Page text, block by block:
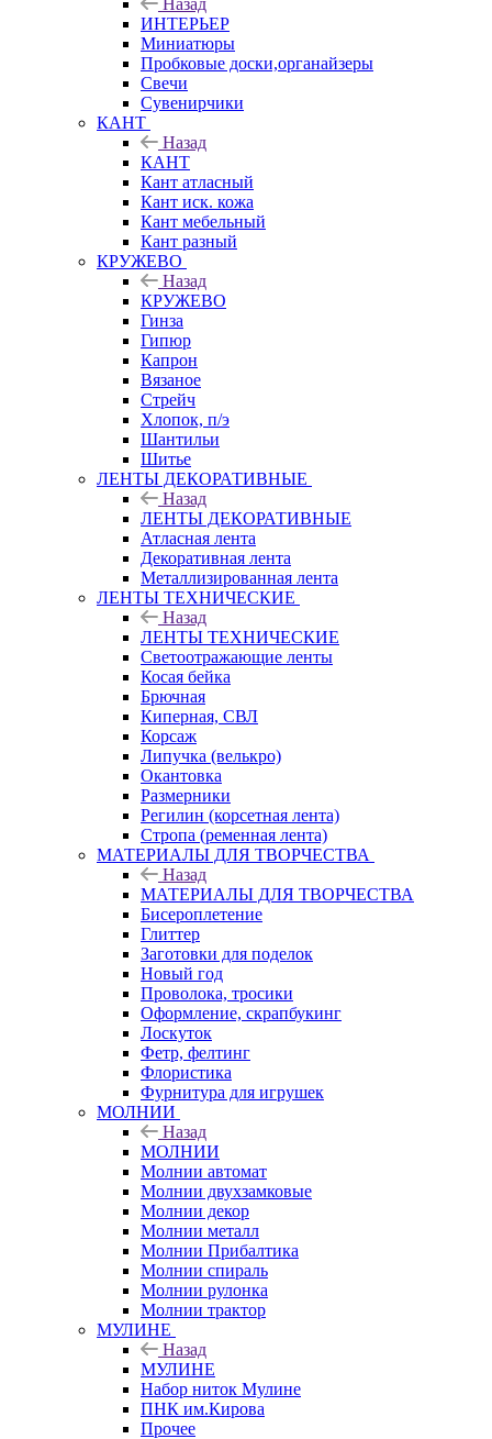
Назад
ИНТЕРЬЕР
Миниатюры
Пробковые доски,органайзеры
Свечи
Сувенирчики
КАНТ
Назад
КАНТ
Кант атласный
Кант иск. кожа
Кант мебельный
Кант разный
КРУЖЕВО
Назад
КРУЖЕВО
Гинза
Гипюр
Капрон
Вязаное
Стрейч
Хлопок, п/э
Шантильи
Шитье
ЛЕНТЫ ДЕКОРАТИВНЫЕ
Назад
ЛЕНТЫ ДЕКОРАТИВНЫЕ
Атласная лента
Декоративная лента
Металлизированная лента
ЛЕНТЫ ТЕХНИЧЕСКИЕ
Назад
ЛЕНТЫ ТЕХНИЧЕСКИЕ
Светоотражающие ленты
Косая бейка
Брючная
Киперная, СВЛ
Корсаж
Липучка (велькро)
Окантовка
Размерники
Регилин (корсетная лента)
Стропа (ременная лента)
МАТЕРИАЛЫ ДЛЯ ТВОРЧЕСТВА
Назад
МАТЕРИАЛЫ ДЛЯ ТВОРЧЕСТВА
Бисероплетение
Глиттер
Заготовки для поделок
Новый год
Проволока, тросики
Оформление, скрапбукинг
Лоскуток
Фетр, фелтинг
Флористика
Фурнитура для игрушек
МОЛНИИ
Назад
МОЛНИИ
Молнии автомат
Молнии двухзамковые
Молнии декор
Молнии металл
Молнии Прибалтика
Молнии спираль
Молнии рулонка
Молнии трактор
МУЛИНЕ
Назад
МУЛИНЕ
Набор ниток Мулине
ПНК им.Кирова
Прочее